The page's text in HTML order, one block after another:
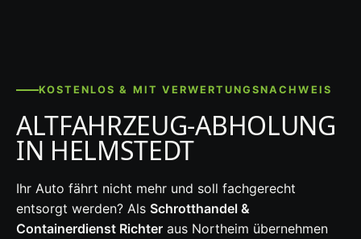
KOSTENLOS & MIT VERWERTUNGSNACHWEIS
ALTFAHRZEUG-ABHOLUNG
IN HELMSTEDT
Ihr Auto fährt nicht mehr und soll fachgerecht
entsorgt werden? Als Schrotthandel &
Containerdienst Richter aus Northeim übernehmen